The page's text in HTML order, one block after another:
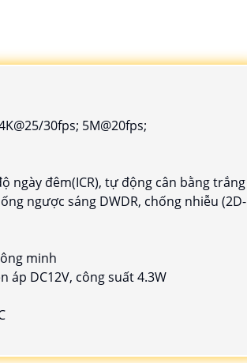
30fps; 5M@20fps;
ngày đêm(ICR), tự động cân bằng trắng
ngược sáng DWDR, chống nhiễu (2D-
minh
áp DC12V, công suất 4.3W